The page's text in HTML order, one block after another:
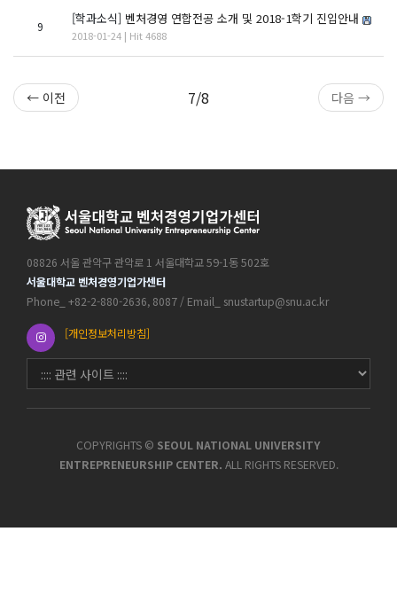
9 [학과소식] 벤처경영 연합전공 소개 및 2018-1학기 진입안내
2018-01-24 | Hit 4688
← 이전 7/8 다음 →
08826 서울 관악구 관악로 1 서울대학교 59-1동 502호
서울대학교 벤처경영기업가센터
Phone_ +82-2-880-2636, 8087 / Email_ snustartup@snu.ac.kr
[개인정보처리방침]
COPYRIGHTS © SEOUL NATIONAL UNIVERSITY
ENTREPRENEURSHIP CENTER. ALL RIGHTS RESERVED.